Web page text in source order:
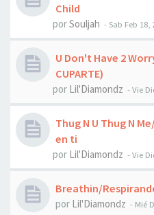
Child
porSouljah - Sab Feb 18,
U Don't Have 2
CUPARTE)
por Lil'Diamondz -Vie
Thug N U Thug N
en ti
por Lil'Diamondz -Vie
Breathin/
por Lil'Diamondz - Mié